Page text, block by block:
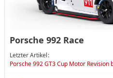
Porsche 992 Race
Letzter Artikel
Porsche 992 GT3 Cup Motor